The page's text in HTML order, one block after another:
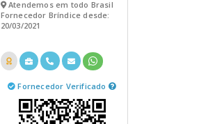
Atendemos em todo Brasil
Fornecedor Bríndice desde:
20/03/2021
Fornecedor Verificado